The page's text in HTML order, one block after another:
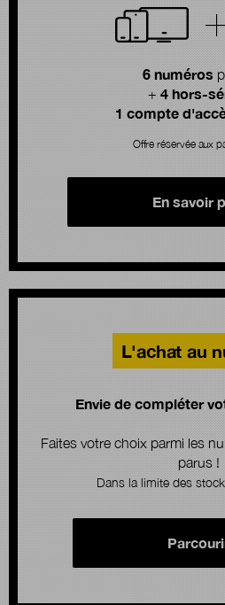
6 numéros
+ 4 hors-
1 compte
Offre réservée aux
En savoir
L'achat au
Envie de compléter
Faites votre choix parmi les
parus !
Dans la limite des